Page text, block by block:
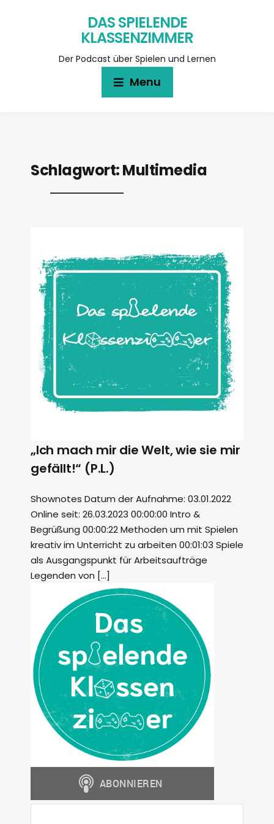
DAS SPIELENDE
KLASSENZIMMER
Der Podcast über Spielen und Lernen
Menu
Schlagwort:Multimedia
„Ich mach mir die Welt, wie sie mir
gefällt!“ (P.L.)
Shownotes Datum der Aufnahme: 03.01.2022
Online seit: 26.03.2023 00:00:00 Intro &
Begrüßung 00:00:22 Methoden um mit Spielen
kreativ im Unterricht zu arbeiten 00:01:03 Spiele
als Ausgangspunkt für Arbeitsaufträge
Legenden von […]